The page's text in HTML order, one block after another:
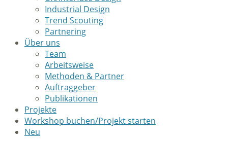
Industrial Design
Trend Scouting
Partnering
Über uns
Team
Arbeitsweise
Methoden & Partner
Auftraggeber
Publikationen
Projekte
Workshop buchen/Projekt starten
Neu